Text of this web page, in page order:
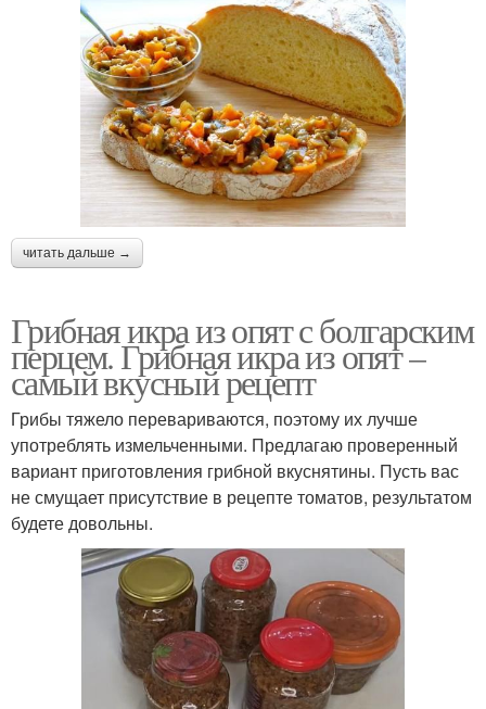
читать дальше →
Грибная икра из опят с болгарским
перцем. Грибная икра из опят –
самый вкусный рецепт
Грибы тяжело перевариваются, поэтому их лучше
употреблять измельченными. Предлагаю проверенный
вариант приготовления грибной вкуснятины. Пусть вас
не смущает присутствие в рецепте томатов, результатом
будете довольны.